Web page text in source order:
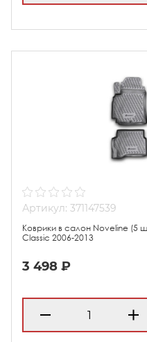
Артикул: 371147539
Коврики в салон Noveline (5
Classic 2006-2013
3 498 ₽